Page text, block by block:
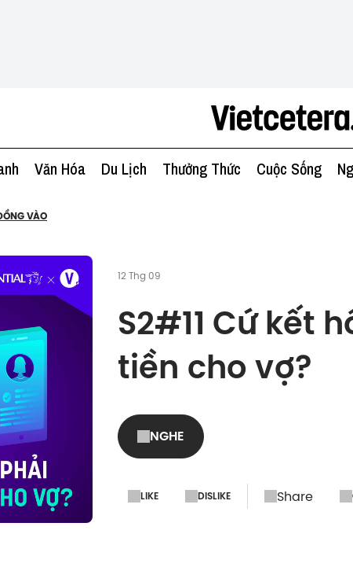
Văn Hóa Du Lịch Thưởng Thức Cuộc Sống
VÀO
12 Thg 09
S2#11 Cứ kết
tiền cho vợ?
NGHE
LIKE DISLIKE Share